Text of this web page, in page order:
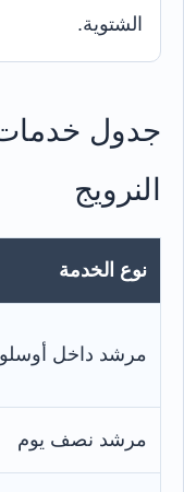
الشتوية.
جدول
النرويج
نوع الخدمة
مرشد داخل أوسلو
مرشد نصف يوم